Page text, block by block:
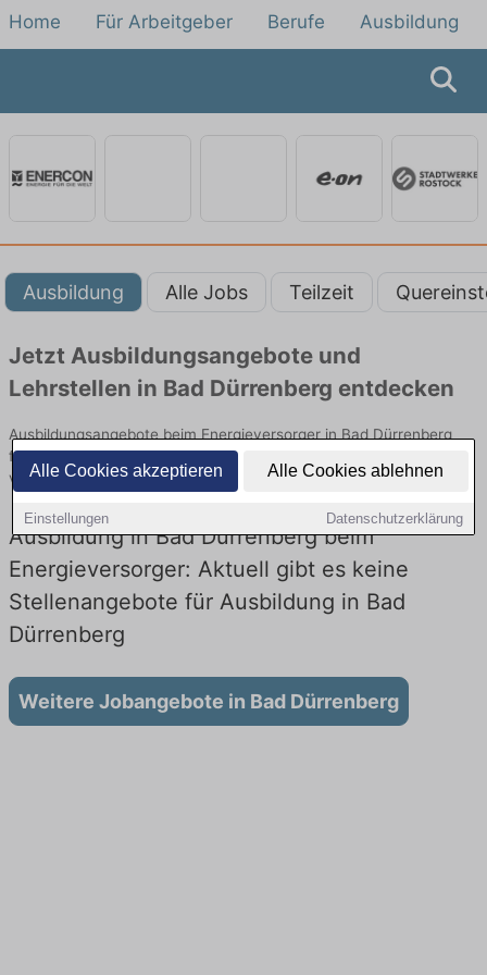
Alle Cookies akzeptieren Alle Cookies ablehnen
Einstellungen Datenschutzerklärung
Home Für Arbeitgeber Berufe Ausbildung
Ausbildung Alle Jobs Teilzeit
Jetzt Ausbildungsangebote und
Lehrstellen in Bad Dürrenberg entdecken
Ausbildungsangebote beim Energieversorger in Bad Dürrenberg
finden Sie von namhaften Firmen. Entdecken Sie freie Optionen
von Top-Arbeitgebern und bewerben Sie sich noch heute.
Ausbildung in Bad Dürrenberg beim
Energieversorger: Aktuell gibt es keine
Stellenangebote für Ausbildung in Bad
Dürrenberg
Weitere Jobangebote in Bad Dürrenberg